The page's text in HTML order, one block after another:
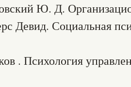
Ю. Д.
Девид. Социальная
. Психология